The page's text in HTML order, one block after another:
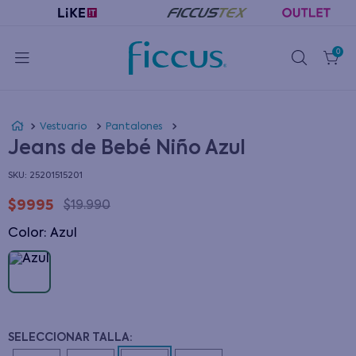
0
Vestuario Pantalones
Jeans de Bebé Niño Azul
: 25201515201
$9995 $19.990
Color: azul